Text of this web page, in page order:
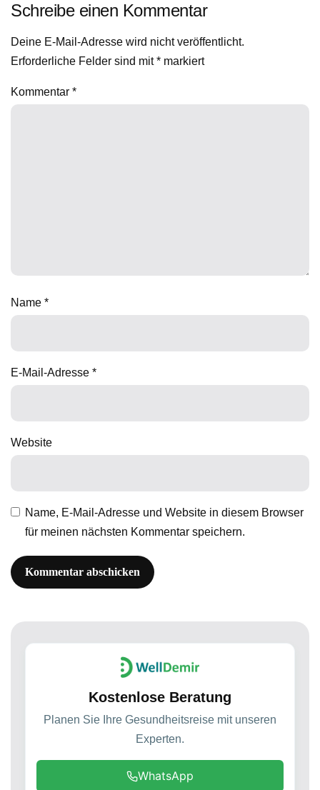
Schreibe einen Kommentar
Deine E-Mail-Adresse wird nicht veröffentlicht.
Erforderliche Felder sind mit* markiert
Kommentar *
Name *
E-Mail-Adresse *
Website
Name, E-Mail-Adresse und Website in diesem Browser
für meinen nächsten Kommentar speichern.
Kostenlose Beratung
Planen Sie Ihre Gesundheitsreise mit unseren
Experten.
WhatsApp